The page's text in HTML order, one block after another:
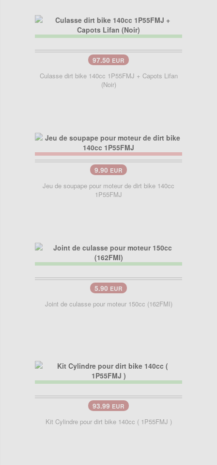
97.50 EUR
Culasse dirt bike 140cc 1P55FMJ + Capots Lifan
(Noir)
9.90 EUR
Jeu de soupape pour moteur de dirt bike 140cc
1P55FMJ
5.90 EUR
Joint de culasse pour moteur 150cc (162FMI)
93.99 EUR
Kit Cylindre pour dirt bike 140cc ( 1P55FMJ )